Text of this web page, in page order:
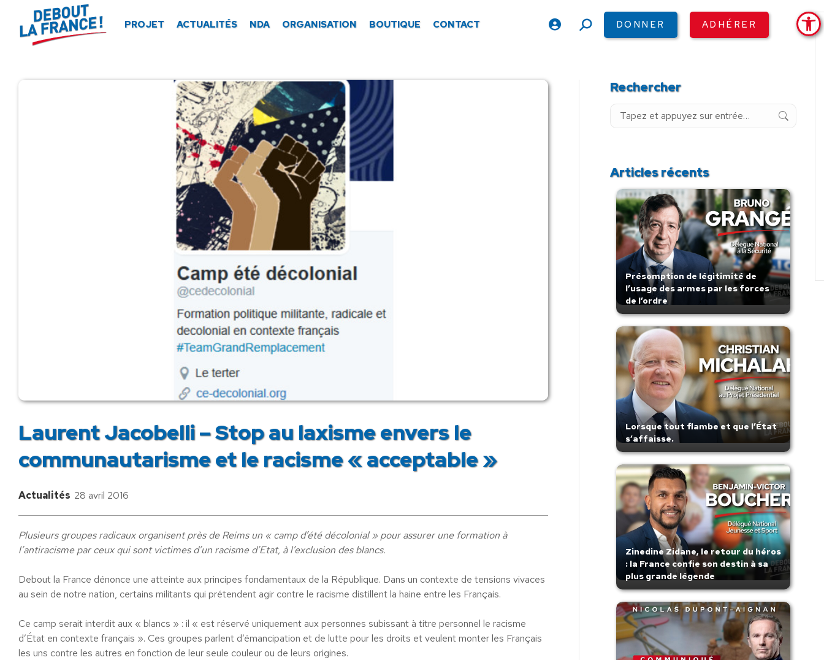
PROJET ACTUALITÉS NDA ORGANISATION BOUTIQUE CONTACT
RechercheDONNER ADHÉRER
Laurent Jacobelli – Stop au laxisme envers le
communautarisme et le racisme « acceptable »
Actualités 28 avril 2016
Plusieurs groupes radicaux organisent près de Reims un « camp d’été décolonial » pour assurer une formation à
l’antiracisme par ceux qui sont victimes d’un racisme d’Etat, à l’exclusion des blancs.
Debout la France dénonce une atteinte aux principes fondamentaux de la République. Dans un contexte de tensions vivaces
au sein de notre nation, certains militants qui prétendent agir contre le racisme distillent la haine entre les Français.
Ce camp serait interdit aux « blancs » : il « est réservé uniquement aux personnes subissant à titre personnel le racisme
d’État en contexte français ». Ces groupes parlent d’émancipation et de lutte pour les droits et veulent monter les Français
les uns contre les autres en fonction de leur seule couleur ou de leurs origines.
Rechercher
Recherche
Articles récents
Présomption de légitimité de
l’usage des armes par les forces
de l’ordre
Lorsque tout flambe et que l’État
s’affaisse.
Zinedine Zidane, le retour du héros
: la France confie son destin à sa
plus grande légende
Panneau de gestion des cookies